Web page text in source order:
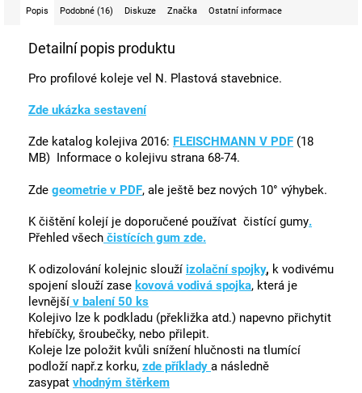
Popis Podobné (16) Diskuze Značka Ostatní informace
Detailní popis produktu
Pro profilové koleje vel N. Plastová stavebnice.
Zde ukázka sestavení
Zde katalog kolejiva 2016: FLEISCHMANN V PDF (18
MB) Informace o kolejivu strana 68-74.
Zde geometrie v PDF, ale ještě bez nových 10° výhybek.
K čištění kolejí je doporučené používat čistící gumy.
Přehled všech čistících gum zde.
K odizolování kolejnic slouží izolačníspojky, k vodivému
spojení slouží zase kovová vodivá spojka, která je
levnější v balení 50 ks
Kolejivo lze k podkladu (překližka atd.) napevno přichytit
hřebíčky, šroubečky, nebo přilepit.
Koleje lze položit kvůli snížení hlučnosti na tlumící
podloží např.z korku, zde příklady a následně
zasypat vhodným štěrkem